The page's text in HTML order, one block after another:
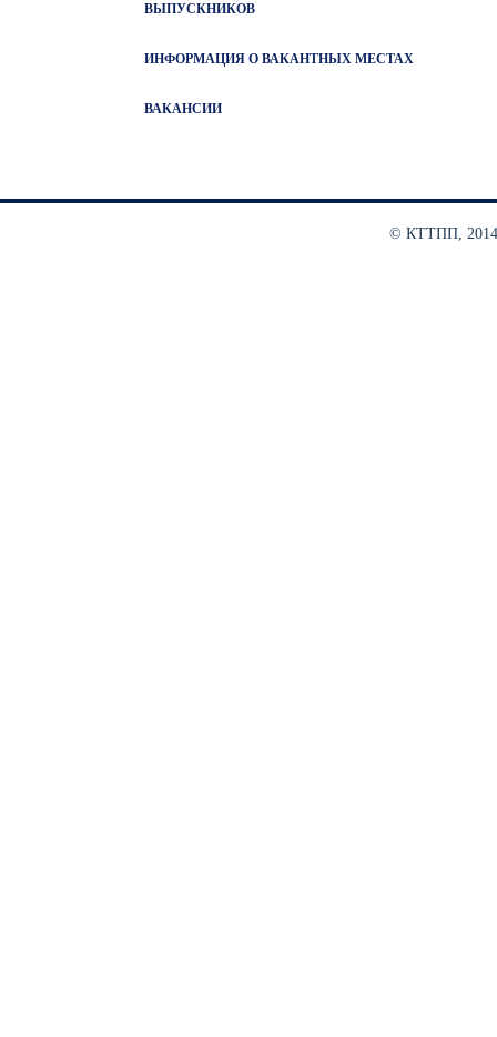
ВЫПУСКНИКОВ
ИНФОРМАЦИЯ О ВАКАНТНЫХ МЕСТАХ
ВАКАНСИИ
© КТТПП, 2014